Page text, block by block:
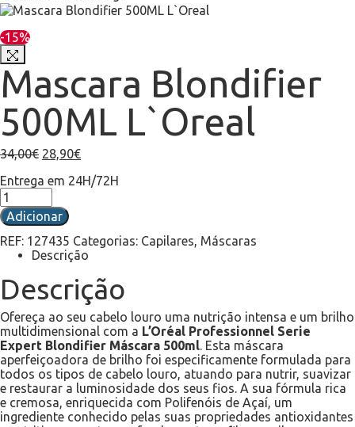
-15%
Mascara Blondifier
500ML L`Oreal
34,00€ 28,90€
Entrega em 24H/72H
Adicionar
REF: 127435 Categorias: Capilares, Máscaras
Descrição
Descrição
Ofereça ao seu cabelo louro uma nutrição intensa e um brilho
multidimensional com a L’Oréal Professionnel Serie
Expert Blondifier Máscara 500ml. Esta máscara
aperfeiçoadora de brilho foi especificamente formulada para
todos os tipos de cabelo louro, atuando para nutrir, suavizar
e restaurar a luminosidade dos seus fios. A sua fórmula rica
e cremosa, enriquecida com Polifenóis de Açaí, um
ingrediente conhecido pelas suas propriedades antioxidantes